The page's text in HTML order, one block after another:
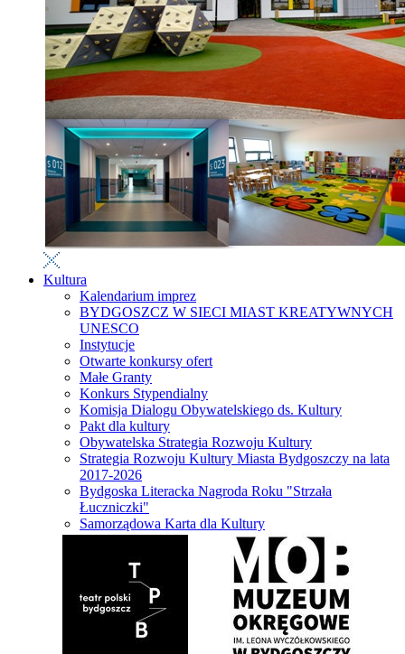
Kultura
Kalendarium imprez
BYDGOSZCZ W SIECI MIAST KREATYWNYCH
UNESCO
Instytucje
Otwarte konkursy ofert
Małe Granty
Konkurs Stypendialny
Komisja Dialogu Obywatelskiego ds. Kultury
Pakt dla kultury
Obywatelska Strategia Rozwoju Kultury
Strategia Rozwoju Kultury Miasta Bydgoszczy na lata
2017-2026
Bydgoska Literacka Nagroda Roku "Strzała
Łuczniczki"
Samorządowa Karta dla Kultury